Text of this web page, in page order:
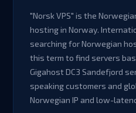
"Norsk VPS" is the
hosting in Norway.
searching for Norwegian
this term to find servers
Gigahost DC3 Sandefjord
speaking customers and
Norwegian IP and low-